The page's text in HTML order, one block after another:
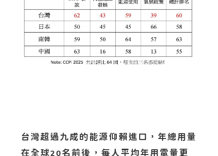
台灣超過九成的能源仰賴進口，年總用量
在全球20名前後，每人平均年用電量更